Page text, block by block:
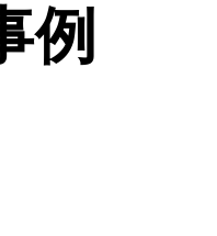
例